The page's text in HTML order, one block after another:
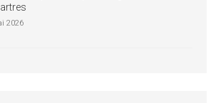
2026